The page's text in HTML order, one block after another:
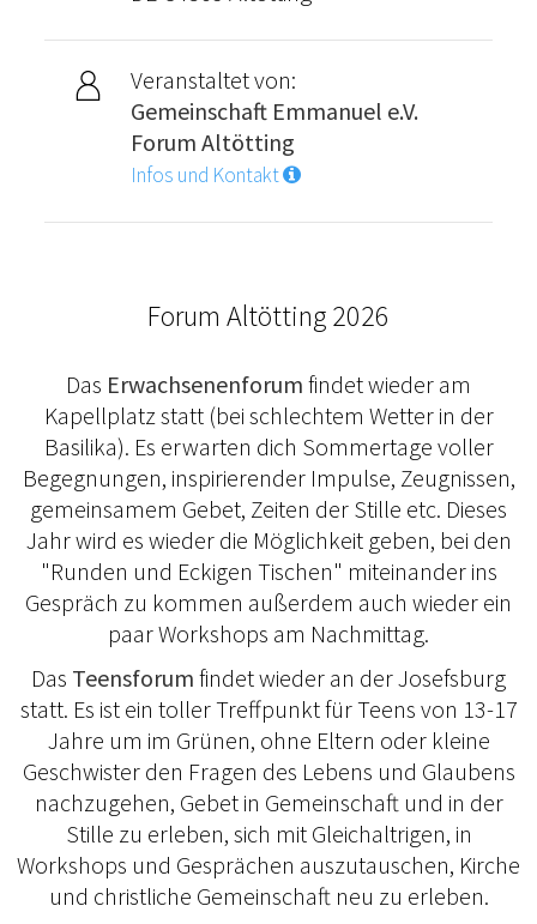
Veranstaltet von:
Gemeinschaft Emmanuel e.V.
Forum Altötting
Infos und Kontakt
Forum Altötting 2026
Das Erwachsenenforum findet wieder am
Kapellplatz statt (bei schlechtem Wetter in der
Basilika). Es erwarten dich Sommertage voller
Begegnungen, inspirierender Impulse, Zeugnissen,
gemeinsamem Gebet, Zeiten der Stille etc. Dieses
Jahr wird es wieder die Möglichkeit geben, bei den
"Runden und Eckigen Tischen" miteinander ins
Gespräch zu kommen außerdem auch wieder ein
paar Workshops am Nachmittag.
Das Teensforum findet wieder an der Josefsburg
statt. Es ist ein toller Treffpunkt für Teens von 13-17
Jahre um im Grünen, ohne Eltern oder kleine
Geschwister den Fragen des Lebens und Glaubens
nachzugehen, Gebet in Gemeinschaft und in der
Stille zu erleben, sich mit Gleichaltrigen, in
Workshops und Gesprächen auszutauschen, Kirche
und christliche Gemeinschaft neu zu erleben.